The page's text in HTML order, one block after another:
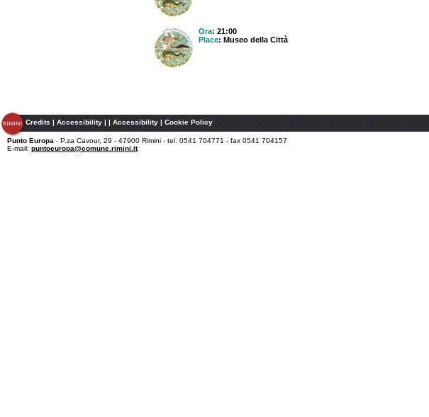
Ora: 21:00
Place: Museo della Città
Credits|Accessibility||Accessibility|Cookie Policy
Punto Europa - P.za Cavour, 29 - 47900 Rimini - tel. 0541 704771 - fax 0541 704157
E-mail: puntoeuropa@comune.rimini.it